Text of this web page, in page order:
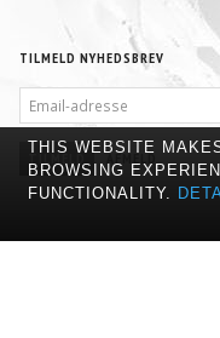
TILMELD NYHEDSBREV
ADRESSE
TILMELD AFMELD
THIS WEBSITE
BROWSING
FUNCTIONALITY.